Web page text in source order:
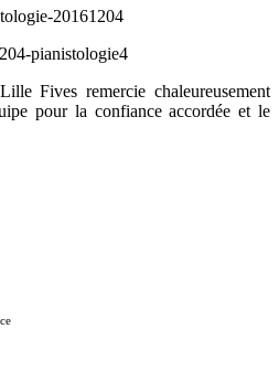
Fives remercie chaleureusement
pour la confiance accordée et le